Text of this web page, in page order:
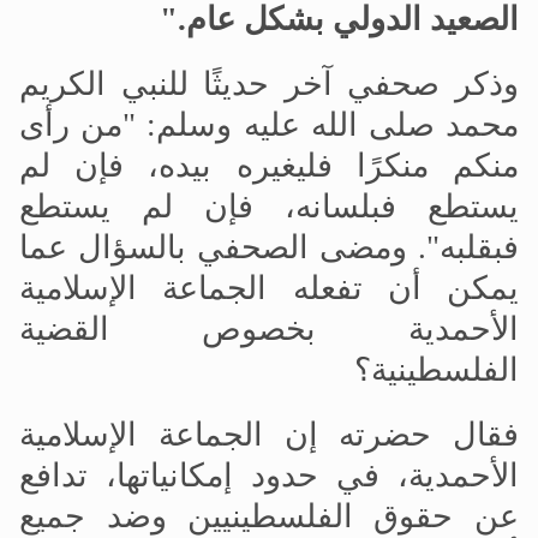
الصعيد الدولي بشكل عام."
وذكر صحفي آخر حديثًا للنبي الكريم
محمد صلى الله عليه وسلم: "من رأى
منكم منكرًا فليغيره بيده، فإن لم
يستطع فبلسانه، فإن لم يستطع
فبقلبه". ومضى الصحفي بالسؤال عما
يمكن أن تفعله الجماعة الإسلامية
الأحمدية بخصوص القضية
الفلسطينية؟
فقال حضرته إن الجماعة الإسلامية
الأحمدية، في حدود إمكانياتها، تدافع
عن حقوق الفلسطينيين وضد جميع